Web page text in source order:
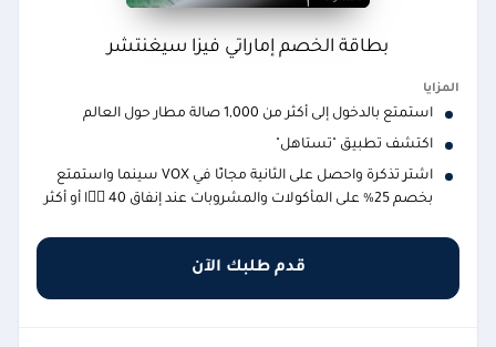
بطاقة الخصم إماراتي فيزا سيغنتشر
المزايا
استمتع بالدخول إلى أكثر من 1,000 صالة مطار حول العالم
اكتشف تطبيق "تستاهل"
اشترِ تذكرة واحصل على الثانية مجانًا في VOX سينما واستمتع
بخصم 25% على المأكولات والمشروبات عند إنفاق 40 ًا أو أكثر
قدم طلبك الآن